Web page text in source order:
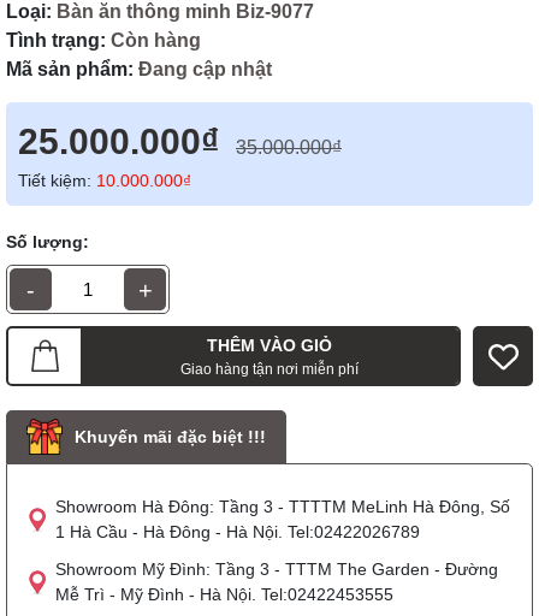
Loại: Bàn ăn thông minh Biz-9077
Tình trạng: Còn hàng
Mã sản phẩm: Đang cập nhật
25.000.000₫ 35.000.000₫
Tiết kiệm: 10.000.000₫
Số lượng:
- +
THÊM VÀO GIỎ
Giao hàng tận nơi miễn phí
Khuyến mãi đặc biệt !!!
Showroom Hà Đông: Tầng 3 - TTTTM MeLinh Hà Đông, Số
1 Hà Cầu - Hà Đông - Hà Nội. Tel:02422026789
Showroom Mỹ Đình: Tầng 3 - TTTM The Garden - Đường
Mễ Trì - Mỹ Đình - Hà Nội. Tel:02422453555